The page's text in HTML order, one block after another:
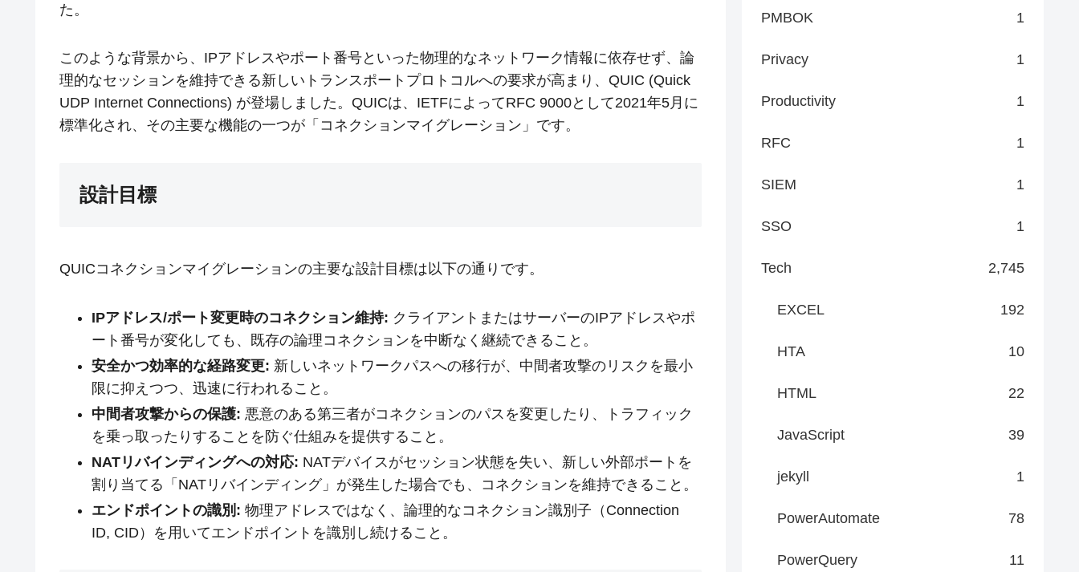
た。
このような背景から、IPアドレスやポート番号といった物理的なネットワーク情報に依存せず、論
理的なセッションを維持できる新しいトランスポートプロトコルへの要求が高まり、QUIC (Quick
UDP Internet Connections) が登場しました。QUICは、IETFによってRFC 9000として2021年5月に
標準化され、その主要な機能の一つが「コネクションマイグレーション」です。
設計目標
QUICコネクションマイグレーションの主要な設計目標は以下の通りです。
IPアドレス/ポート変更時のコネクション維持: クライアントまたはサーバーのIPアドレスやポ
ート番号が変化しても、既存の論理コネクションを中断なく継続できること。
安全かつ効率的な経路変更: 新しいネットワークパスへの移行が、中間者攻撃のリスクを最小
限に抑えつつ、迅速に行われること。
中間者攻撃からの保護: 悪意のある第三者がコネクションのパスを変更したり、トラフィック
を乗っ取ったりすることを防ぐ仕組みを提供すること。
NATリバインディングへの対応: NATデバイスがセッション状態を失い、新しい外部ポートを
割り当てる「NATリバインディング」が発生した場合でも、コネクションを維持できること。
エンドポイントの識別: 物理アドレスではなく、論理的なコネクション識別子（Connection
ID, CID）を用いてエンドポイントを識別し続けること。
PMBOK 1
Privacy 1
Productivity 1
RFC 1
SIEM 1
SSO 1
Tech 2,745
EXCEL 192
HTA 10
HTML 22
JavaScript 39
jekyll 1
PowerAutomate 78
PowerQuery 11